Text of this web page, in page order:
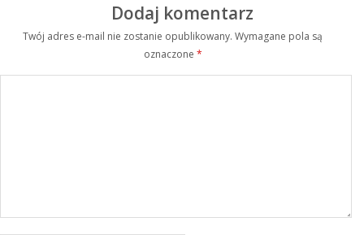
Dodaj komentarz
Twój adres e-mail nie zostanie opublikowany. Wymagane pola są
oznaczone *